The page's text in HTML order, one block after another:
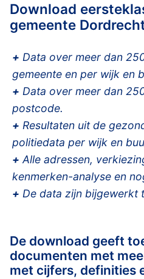
Download
gemeente
+ Data over meer dan
gemeente en per wijk en
+ Data over meer dan
postcode.
+ Resultaten uit de
politiedata per wijk en
+ Alle adressen,
kenmerken-analyse en
+ De data zijn bijgewerkt
De download geeft
documenten met
met cijfers, definities